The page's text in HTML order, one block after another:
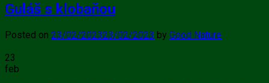
Guláš s klobaňou
Posted on 23/02/202323/02/2023 by Good Nature
23
feb